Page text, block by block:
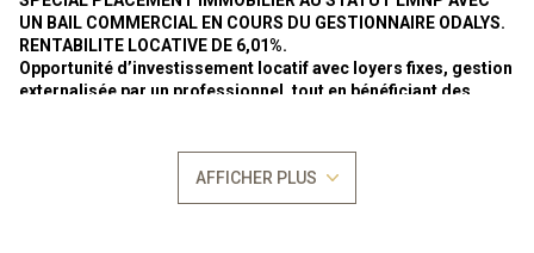
UN BAIL COMMERCIAL EN COURS DU GESTIONNAIRE ODALYS.
RENTABILITE LOCATIVE DE 6,01%.
Opportunité d’investissement locatif avec loyers fixes, gestion
externalisée par un professionnel, tout en bénéficiant des
Sous bail commercial nu"meublé par Odalys" jusqu'au
30/04/2028 avec prolongation par tacite recondution à durée
AFFICHER PLUS